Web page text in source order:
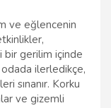
ve eğlencenin
bir gerilim içinde
odada ilerledikçe,
sınanır. Korku
ve gizemli